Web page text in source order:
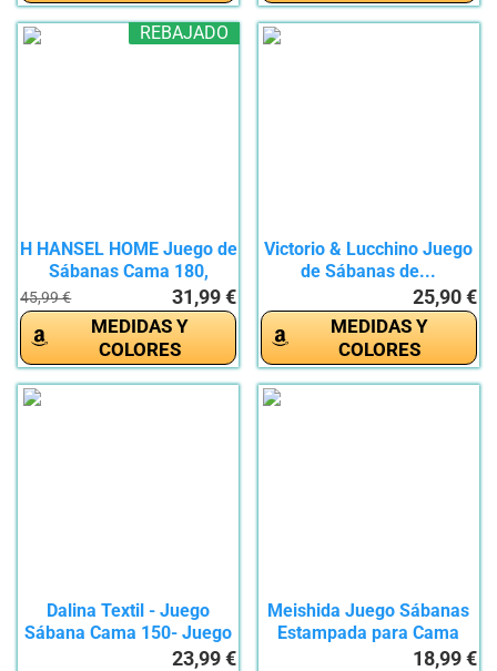
REBAJADO
H HANSEL HOME Juego de
Sábanas Cama 180,
45,99 € 31,99 €
MEDIDAS Y
COLORES
Victorio & Lucchino Juego
de Sábanas de...
25,90 €
MEDIDAS Y
COLORES
Dalina Textil - Juego
Sábana Cama 150- Juego
23,99 €
Meishida Juego Sábanas
Estampada para Cama
18,99 €